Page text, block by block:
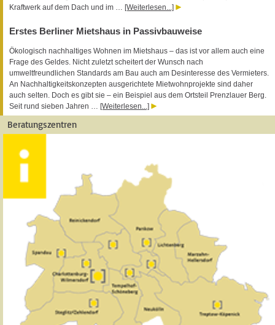
Kraftwerk auf dem Dach und im … [Weiterlesen...]
Erstes Berliner Mietshaus in Passivbauweise
Ökologisch nachhaltiges Wohnen im Mietshaus – das ist vor allem auch eine
Frage des Geldes. Nicht zuletzt scheitert der Wunsch nach
umweltfreundlichen Standards am Bau auch am Desinteresse des Vermieters.
An Nachhaltigkeitskonzepten ausgerichtete Mietwohnprojekte sind daher
auch selten. Doch es gibt sie – ein Beispiel aus dem Ortsteil Prenzlauer Berg.
Seit rund sieben Jahren … [Weiterlesen...]
Beratungszentren